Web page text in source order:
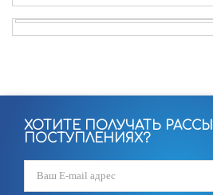
ХОТИТЕ ПОЛУЧАТЬ
ПОСТУПЛЕНИЯХ?